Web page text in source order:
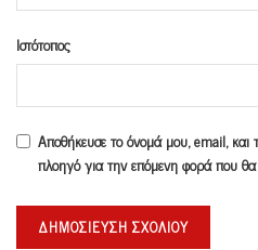
Ιστότοπος
Αποθήκευσε το όνομά μου, email, και
πλοηγό για την επόμενη φορά που